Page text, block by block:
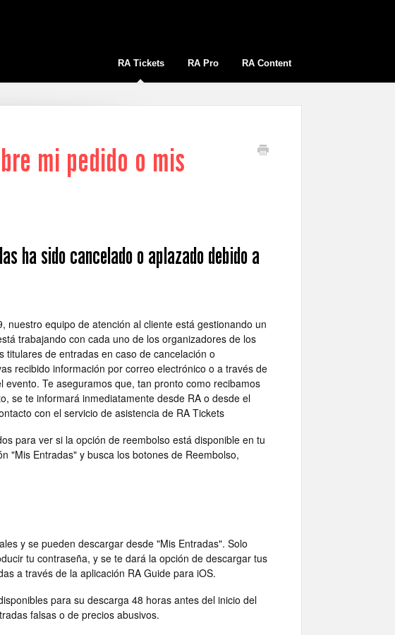
RA Tickets RA Pro RA Content
mi pedido o mis
ha sido cancelado o aplazado debido a
nuestro equipo de atención al cliente está gestionando un
trabajando con cada uno de los organizadores de los
de entradas en caso de cancelación o
recibido información por correo electrónico o a través de
Te aseguramos que, tan pronto como recibamos
se te informará inmediatamente desde RA o desde el
con el servicio de asistencia de RA Tickets
para ver si la opción de reembolso está disponible en tu
"Mis Entradas" y busca los botones de Reembolso,
y se pueden descargar desde "Mis Entradas". Solo
tu contraseña, y se te dará la opción de descargar tus
a través de la aplicación RA Guide para iOS.
para su descarga 48 horas antes del inicio del
falsas o de precios abusivos.